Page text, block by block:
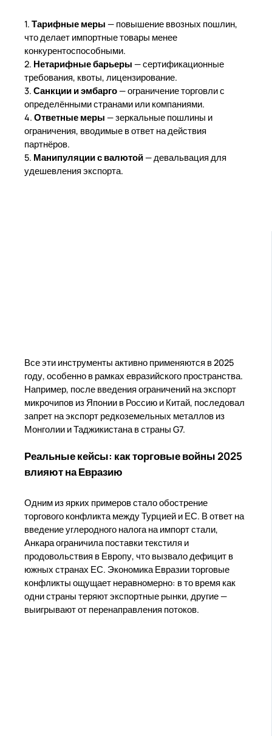
1. Тарифные меры — повышение ввозных пошлин,
что делает импортные товары менее
конкурентоспособными.
2. Нетарифные барьеры — сертификационные
требования, квоты, лицензирование.
3. Санкции и эмбарго— ограничение торговли с
определёнными странами или компаниями.
4. Ответные меры — зеркальные пошлины и
ограничения, вводимые в ответ на действия
партнёров.
5. Манипуляции с валютой— девальвация для
удешевления экспорта.
Все эти инструменты активно применяются в 2025
году, особенно в рамках евразийского пространства.
Например, после введения ограничений на экспорт
микрочипов из Японии в Россию и Китай, последовал
запрет на экспорт редкоземельных металлов из
Монголии и Таджикистана в страны G7.
Реальные кейсы: как торговые войны 2025
влияют на Евразию
Одним из ярких примеров стало обострение
торгового конфликта между Турцией и ЕС. В ответ на
введение углеродного налога на импорт стали,
Анкара ограничила поставки текстиля и
продовольствия в Европу, что вызвало дефицит в
южных странах ЕС. Экономика Евразии торговые
конфликты ощущает неравномерно: в то время как
одни страны теряют экспортные рынки, другие —
выигрывают от перенаправления потоков.